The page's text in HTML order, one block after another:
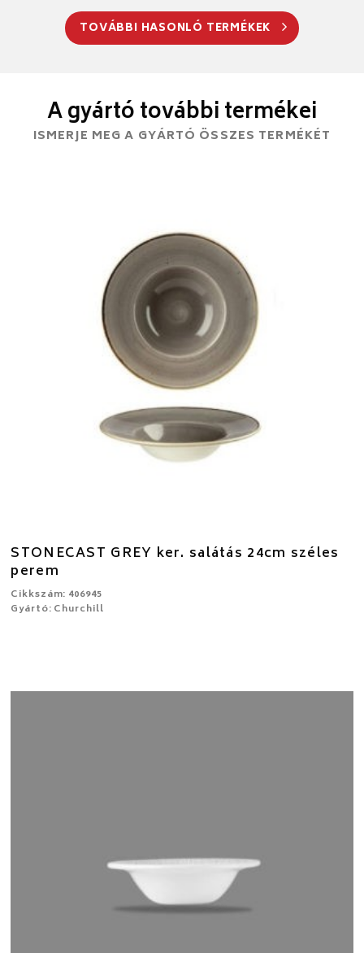
TOVÁBBI HASONLÓ TERMÉKEK
A gyártó további termékei
ISMERJE MEG A GYÁRTÓ ÖSSZES TERMÉKÉT
STONECAST GREY ker. salátás 24cm széles
perem
Cikkszám: 406945
Gyártó: Churchill